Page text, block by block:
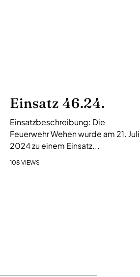
Einsatz 46.24.
Einsatzbeschreibung: Die
Feuerwehr Wehen wurde am 21. Juli
2024 zu einem Einsatz...
108 VIEWS